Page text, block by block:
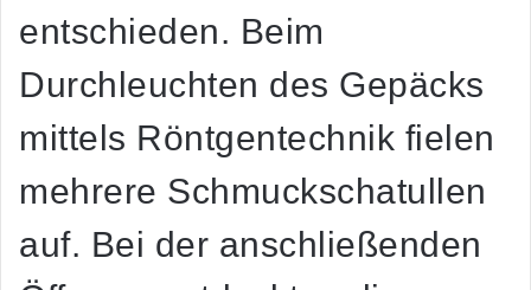
entschieden. Beim
Durchleuchten des Gepäcks
mittels Röntgentechnik fielen
mehrere Schmuckschatullen
auf. Bei der anschließenden